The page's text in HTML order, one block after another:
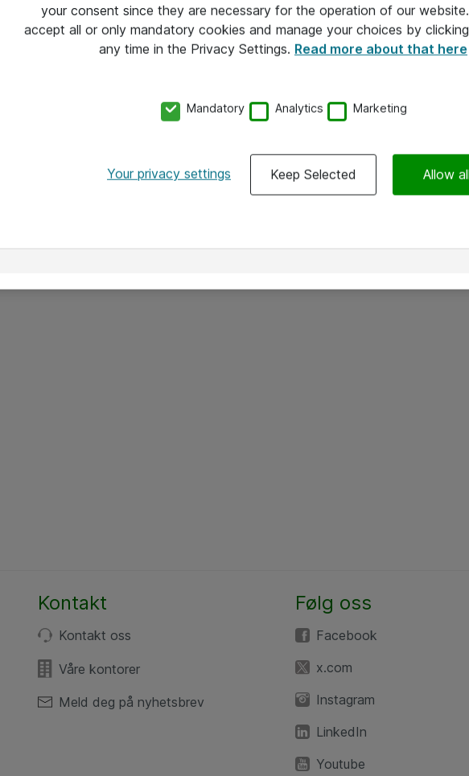
Kontakt
Kontakt oss
Våre kontorer
Meld deg på nyhetsbrev
Følg oss
Facebook
x.com
Instagram
LinkedIn
Youtube
your consent since they are necessary for the operation of our
accept all or only mandatory cookies and manage your choices by
any time in the Privacy Settings. Read more about that here
Mandatory Analytics Marketing
Your privacy settings Keep Selected Allow